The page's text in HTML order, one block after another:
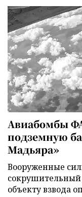
Авиабомбы
подземную
Мадьяра»
Вооруженные
объекту взвода